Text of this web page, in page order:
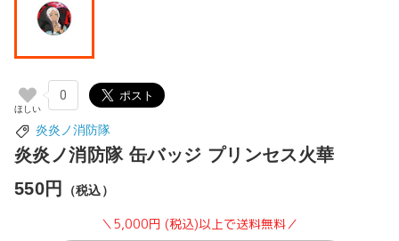
0
炎炎ノ消防隊
炎炎ノ消防隊 缶バッジ プリンセス火華
550円
（税込）
＼5,000円 (税込)以上で送料無料／